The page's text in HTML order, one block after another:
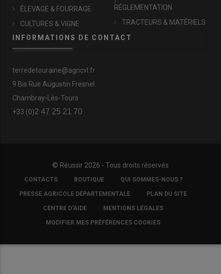
ÉLEVAGE & FOURRAGE
CULTURES & VIGNE
RÉGLEMENTATION
TRACTEURS & MATÉRIELS
INFORMATIONS DE CONTACT
terredetouraine@agricvl.fr
9 Bis Rue Augustin Fresnel
Chambray-Lès-Tours
+33 (0)2 47 25 21 70
© Réussir 2026 - Tous droits réservés
FOOTER
COPYRIGHT
CONTACTS BOUTIQUE QUI SOMMES-NOUS ?
PRESSE AGRICOLE DÉPARTEMENTALE PLAN DU SITE
CENTRE D'AIDE MENTIONS LÉGALES
MODIFIER MES PRÉFÉRENCES COOKIES